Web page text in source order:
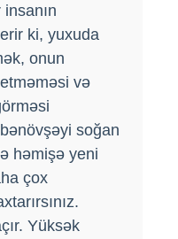
ki, yuxuda
onun
və
soğan
həmişə yeni
çox
Yüksək